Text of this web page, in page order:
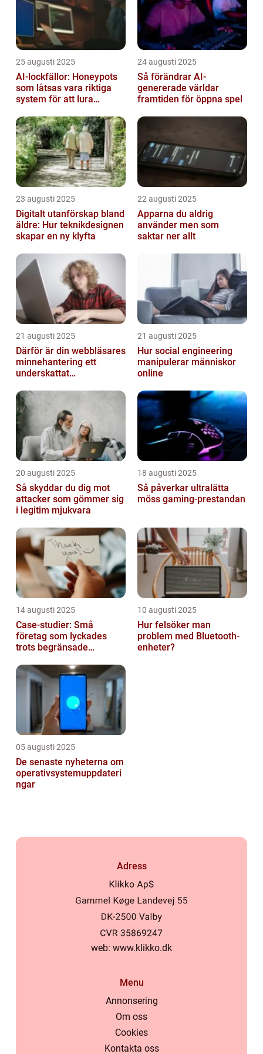
25 augusti 2025
AI-lockfällor: Honeypots
som låtsas vara riktiga
system för att lura
24 augusti 2025
Så förändrar AI-
genererade världar
framtiden för öppna spel
23 augusti 2025
Digitalt utanförskap bland
äldre: Hur teknikdesignen
skapar en ny klyfta
22 augusti 2025
Apparna du aldrig
använder men som
saktar ner allt
21 augusti 2025
Därför är din webbläsares
minnehantering ett
underskattat
21 augusti 2025
Hur social engineering
manipulerar människor
online
20 augusti 2025
Så skyddar du dig mot
attacker som gömmer sig
i legitim mjukvara
18 augusti 2025
Så påverkar ultralätta
möss gaming-prestandan
14 augusti 2025
Case-studier: Små
företag som lyckades
trots begränsade
10 augusti 2025
Hur felsöker man
problem med Bluetooth-
enheter?
05 augusti 2025
De senaste nyheterna om
operativsystemuppdateri
ngar
Adress
web: www.klikko.dk
Menu
Annonsering
Om oss
Cookies
Kontakta oss